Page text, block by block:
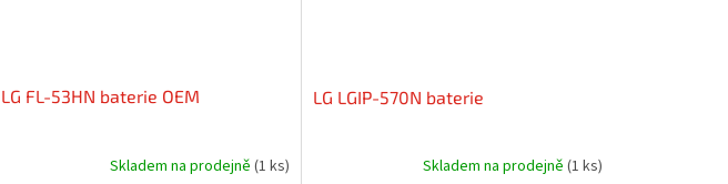
LG FL-53HN baterie OEM
Skladem na prodejně (1 ks)
LG LGIP-570N baterie
Skladem na prodejně (1 ks)